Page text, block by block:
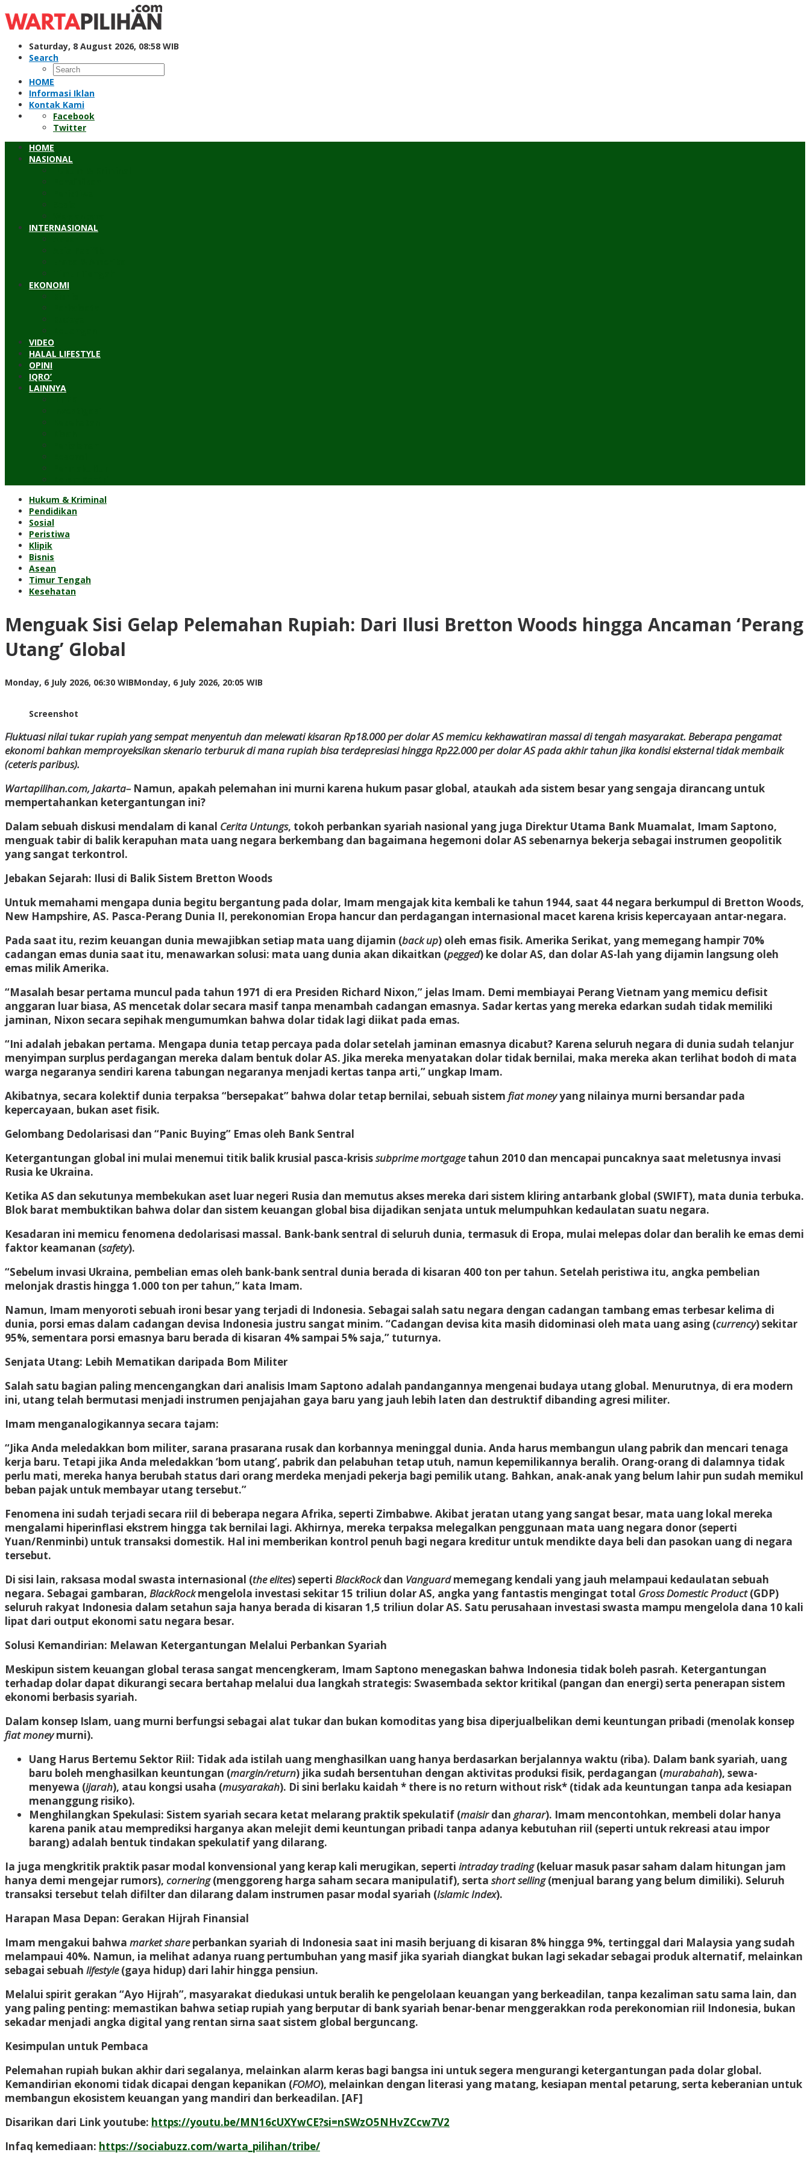
to
content
Saturday, 8 August 2026, 08:58 WIB
Search
HOME
Informasi Iklan
Kontak Kami
Facebook
Twitter
HOME
NASIONAL
INTERNASIONAL
EKONOMI
VIDEO
HALAL LIFESTYLE
OPINI
IQRO’
LAINNYA
Hukum & Kriminal
Pendidikan
Sosial
Peristiwa
Klipik
Bisnis
Asean
Timur Tengah
Kesehatan
Menguak Sisi Gelap Pelemahan Rupiah: Dari Ilusi Bretton Woods hingga Ancaman ‘Perang
Utang’ Global
Monday, 6 July 2026, 06:30 WIBMonday, 6 July 2026, 20:05 WIB
Screenshot
Fluktuasi nilai tukar rupiah yang sempat menyentuh dan melewati kisaran Rp18.000 per dolar AS memicu kekhawatiran massal di tengah masyarakat. Beberapa pengamat
ekonomi bahkan memproyeksikan skenario terburuk di mana rupiah bisa terdepresiasi hingga Rp22.000 per dolar AS pada akhir tahun jika kondisi eksternal tidak membaik
(ceteris paribus).
Wartapilihan.com, Jakarta–Namun, apakah pelemahan ini murni karena hukum pasar global, ataukah ada sistem besar yang sengaja dirancang untuk
mempertahankan ketergantungan ini?
Dalam sebuah diskusi mendalam di kanal Cerita Untungs, tokoh perbankan syariah nasional yang juga Direktur Utama Bank Muamalat, Imam Saptono,
menguak tabir di balik kerapuhan mata uang negara berkembang dan bagaimana hegemoni dolar AS sebenarnya bekerja sebagai instrumen geopolitik
yang sangat terkontrol.
Jebakan Sejarah: Ilusi di Balik Sistem Bretton Woods
Untuk memahami mengapa dunia begitu bergantung pada dolar, Imam mengajak kita kembali ke tahun 1944, saat 44 negara berkumpul di Bretton Woods,
New Hampshire, AS. Pasca-Perang Dunia II, perekonomian Eropa hancur dan perdagangan internasional macet karena krisis kepercayaan antar-negara.
Pada saat itu, rezim keuangan dunia mewajibkan setiap mata uang dijamin (back up) oleh emas fisik. Amerika Serikat, yang memegang hampir 70%
cadangan emas dunia saat itu, menawarkan solusi: mata uang dunia akan dikaitkan (pegged) ke dolar AS, dan dolar AS-lah yang dijamin langsung oleh
emas milik Amerika.
“Masalah besar pertama muncul pada tahun 1971 di era Presiden Richard Nixon,” jelas Imam. Demi membiayai Perang Vietnam yang memicu defisit
anggaran luar biasa, AS mencetak dolar secara masif tanpa menambah cadangan emasnya. Sadar kertas yang mereka edarkan sudah tidak memiliki
jaminan, Nixon secara sepihak mengumumkan bahwa dolar tidak lagi diikat pada emas.
“Ini adalah jebakan pertama. Mengapa dunia tetap percaya pada dolar setelah jaminan emasnya dicabut? Karena seluruh negara di dunia sudah telanjur
menyimpan surplus perdagangan mereka dalam bentuk dolar AS. Jika mereka menyatakan dolar tidak bernilai, maka mereka akan terlihat bodoh di mata
warga negaranya sendiri karena tabungan negaranya menjadi kertas tanpa arti,” ungkap Imam.
Akibatnya, secara kolektif dunia terpaksa “bersepakat” bahwa dolar tetap bernilai, sebuah sistem fiat moneyyang nilainya murni bersandar pada
kepercayaan, bukan aset fisik.
Gelombang Dedolarisasi dan “Panic Buying” Emas oleh Bank Sentral
Ketergantungan global ini mulai menemui titik balik krusial pasca-krisissubprime mortgagetahun 2010 dan mencapai puncaknya saat meletusnya invasi
Rusia ke Ukraina.
Ketika AS dan sekutunya membekukan aset luar negeri Rusia dan memutus akses mereka dari sistem kliring antarbank global (SWIFT), mata dunia terbuka.
Blok barat membuktikan bahwa dolar dan sistem keuangan global bisa dijadikan senjata untuk melumpuhkan kedaulatan suatu negara.
Kesadaran ini memicu fenomena dedolarisasi massal. Bank-bank sentral di seluruh dunia, termasuk di Eropa, mulai melepas dolar dan beralih ke emas demi
faktor keamanan (safety).
“Sebelum invasi Ukraina, pembelian emas oleh bank-bank sentral dunia berada di kisaran 400 ton per tahun. Setelah peristiwa itu, angka pembelian
melonjak drastis hingga 1.000 ton per tahun,” kata Imam.
Namun, Imam menyoroti sebuah ironi besar yang terjadi di Indonesia. Sebagai salah satu negara dengan cadangan tambang emas terbesar kelima di
dunia, porsi emas dalam cadangan devisa Indonesia justru sangat minim. “Cadangan devisa kita masih didominasi oleh mata uang asing (currency) sekitar
95%, sementara porsi emasnya baru berada di kisaran 4% sampai 5% saja,” tuturnya.
Senjata Utang: Lebih Mematikan daripada Bom Militer
Salah satu bagian paling mencengangkan dari analisis Imam Saptono adalah pandangannya mengenai budaya utang global. Menurutnya, di era modern
ini, utang telah bermutasi menjadi instrumen penjajahan gaya baru yang jauh lebih laten dan destruktif dibanding agresi militer.
Imam menganalogikannya secara tajam:
“Jika Anda meledakkan bom militer, sarana prasarana rusak dan korbannya meninggal dunia. Anda harus membangun ulang pabrik dan mencari tenaga
kerja baru. Tetapi jika Anda meledakkan ‘bom utang’, pabrik dan pelabuhan tetap utuh, namun kepemilikannya beralih. Orang-orang di dalamnya tidak
perlu mati, mereka hanya berubah status dari orang merdeka menjadi pekerja bagi pemilik utang. Bahkan, anak-anak yang belum lahir pun sudah memikul
beban pajak untuk membayar utang tersebut.”
Fenomena ini sudah terjadi secara riil di beberapa negara Afrika, seperti Zimbabwe. Akibat jeratan utang yang sangat besar, mata uang lokal mereka
mengalami hiperinflasi ekstrem hingga tak bernilai lagi. Akhirnya, mereka terpaksa melegalkan penggunaan mata uang negara donor (seperti
Yuan/Renminbi) untuk transaksi domestik. Hal ini memberikan kontrol penuh bagi negara kreditur untuk mendikte daya beli dan pasokan uang di negara
tersebut.
Di sisi lain, raksasa modal swasta internasional (the elites) seperti BlackRockdan Vanguardmemegang kendali yang jauh melampaui kedaulatan sebuah
negara. Sebagai gambaran, BlackRockmengelola investasi sekitar 15 triliun dolar AS, angka yang fantastis mengingat total Gross Domestic Product(GDP)
seluruh rakyat Indonesia dalam setahun saja hanya berada di kisaran 1,5 triliun dolar AS. Satu perusahaan investasi swasta mampu mengelola dana 10 kali
lipat dari output ekonomi satu negara besar.
Solusi Kemandirian: Melawan Ketergantungan Melalui Perbankan Syariah
Meskipun sistem keuangan global terasa sangat mencengkeram, Imam Saptono menegaskan bahwa Indonesia tidak boleh pasrah. Ketergantungan
terhadap dolar dapat dikurangi secara bertahap melalui dua langkah strategis: Swasembada sektor kritikal (pangan dan energi)serta penerapan sistem
ekonomi berbasis syariah.
Dalam konsep Islam, uang murni berfungsi sebagai alat tukar dan bukan komoditas yang bisa diperjualbelikan demi keuntungan pribadi (menolak konsep
fiat moneymurni).
Uang Harus Bertemu Sektor Riil: Tidak ada istilah uang menghasilkan uang hanya berdasarkan berjalannya waktu (riba). Dalam bank syariah, uang
baru boleh menghasilkan keuntungan (margin/return) jika sudah bersentuhan dengan aktivitas produksi fisik, perdagangan (murabahah), sewa-
menyewa (ijarah), atau kongsi usaha (musyarakah). Di sini berlaku kaidah * there is no return without risk* (tidak ada keuntungan tanpa ada kesiapan
menanggung risiko).
Menghilangkan Spekulasi: Sistem syariah secara ketat melarang praktik spekulatif (maisirdan gharar). Imam mencontohkan, membeli dolar hanya
karena panik atau memprediksi harganya akan melejit demi keuntungan pribadi tanpa adanya kebutuhan riil (seperti untuk rekreasi atau impor
barang) adalah bentuk tindakan spekulatif yang dilarang.
Ia juga mengkritik praktik pasar modal konvensional yang kerap kali merugikan, seperti intraday trading(keluar masuk pasar saham dalam hitungan jam
hanya demi mengejar rumors), cornering(menggoreng harga saham secara manipulatif), serta short selling(menjual barang yang belum dimiliki). Seluruh
transaksi tersebut telah difilter dan dilarang dalam instrumen pasar modal syariah (Islamic Index).
Harapan Masa Depan: Gerakan Hijrah Finansial
Imam mengakui bahwa market shareperbankan syariah di Indonesia saat ini masih berjuang di kisaran 8% hingga 9%, tertinggal dari Malaysia yang sudah
melampaui 40%. Namun, ia melihat adanya ruang pertumbuhan yang masif jika syariah diangkat bukan lagi sekadar sebagai produk alternatif, melainkan
sebagai sebuah lifestyle(gaya hidup) dari lahir hingga pensiun.
Melalui spirit gerakan “Ayo Hijrah”, masyarakat diedukasi untuk beralih ke pengelolaan keuangan yang berkeadilan, tanpa kezaliman satu sama lain, dan
yang paling penting: memastikan bahwa setiap rupiah yang berputar di bank syariah benar-benar menggerakkan roda perekonomian riil Indonesia, bukan
sekadar menjadi angka digital yang rentan sirna saat sistem global berguncang.
Kesimpulan untuk Pembaca
Pelemahan rupiah bukan akhir dari segalanya, melainkan alarm keras bagi bangsa ini untuk segera mengurangi ketergantungan pada dolar global.
Kemandirian ekonomi tidak dicapai dengan kepanikan (FOMO), melainkan dengan literasi yang matang, kesiapan mental petarung, serta keberanian untuk
membangun ekosistem keuangan yang mandiri dan berkeadilan. [AF]
Disarikan dari Link youtube: https://youtu.be/MN16cUXYwCE?si=nSWzO5NHvZCcw7V2
Infaq kemediaan: https://sociabuzz.com/warta_pilihan/tribe/